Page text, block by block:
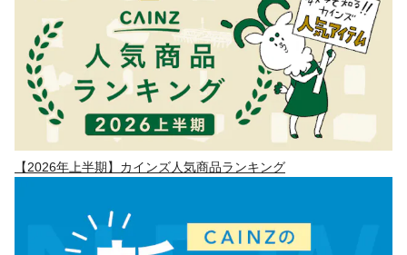
【2026年上半期】カインズ人気商品ランキング